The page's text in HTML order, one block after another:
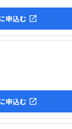
申込む
申込む